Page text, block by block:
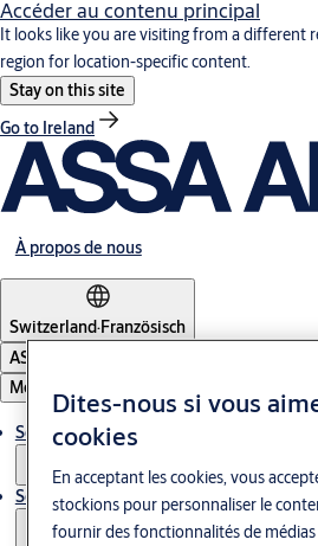
Accéder au contenu principal
It looks like you are visiting from a different
region for location-specific content.
Stay on this site
Go to Ireland
À propos de nous
Switzerland·Französisch
ASSA ABLOY Group
Menu
Solutions
Service
Dites-nous si vous
cookies
En acceptant les cookies, vous
stockions pour personnaliser le
fournir des fonctionnalités de médias